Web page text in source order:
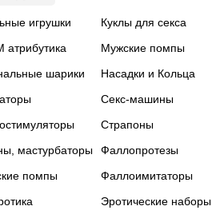
игрушки
атрибутика
шарики
мастурбаторы
помпы
Куклы для секса
Мужские помпы
Насадки и Кольца
Секс-машины
Страпоны
Фаллопротезы
Фаллоимитаторы
Эротические наборы